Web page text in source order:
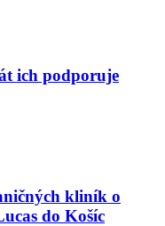
ich podporuje
kliník o
do Košíc